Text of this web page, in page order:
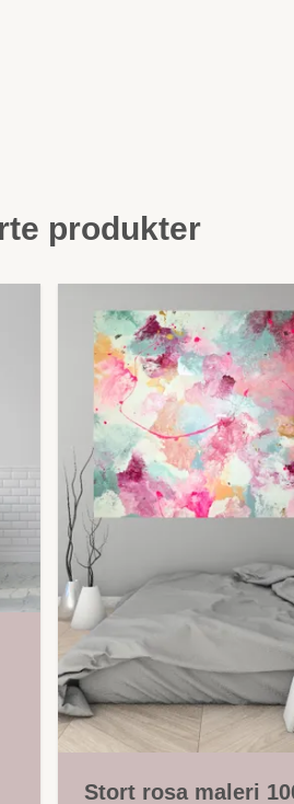
produkter
Stort rosa maleri